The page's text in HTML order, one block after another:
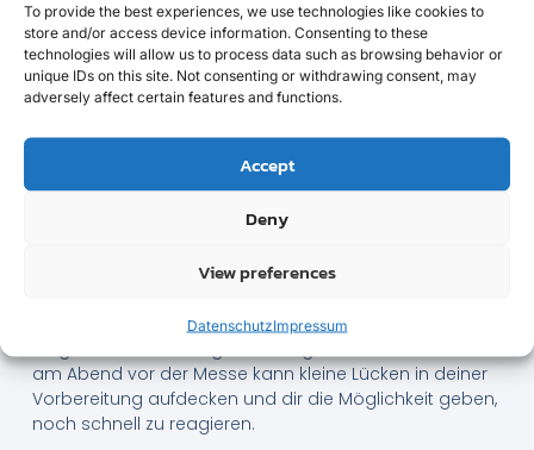
To provide the best experiences, we use technologies like cookies to
store and/or access device information. Consenting to these
technologies will allow us to process data such as browsing behavior or
unique IDs on this site. Not consenting or withdrawing consent, may
adversely affect certain features and functions.
Accept
Deny
View preferences
DatenschutzImpressum
vergisst du nichts!
Bevor es losgeht, erstelle eine detaillierte Checkliste mit
allem, was du mitnehmen möchtest. Diese Liste sollte
nicht nur die offensichtlichen Dinge wie
Werbematerialien und technische Geräte enthalten,
sondern auch weniger offensichtliche Utensilien wie
organisierter Packplan kann dir helfen, den Überblick zu
du anfängst, desto mehr Zeit hast du, um fehlende
am Abend vor der Messe kann kleine Lücken in deiner
Vorbereitung aufdecken und dir die Möglichkeit geben,
noch schnell zu reagieren.